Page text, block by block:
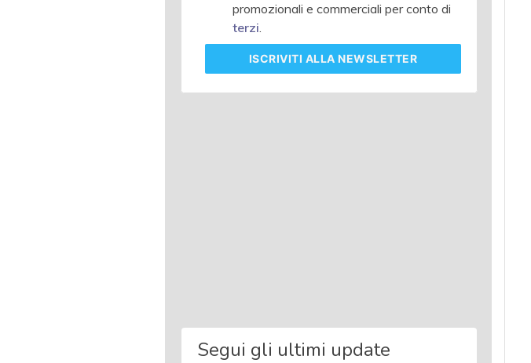
promozionali e commerciali per conto di
terzi.
ISCRIVITI ALLA NEWSLETTER
Segui gli ultimi update